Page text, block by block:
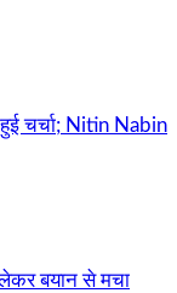
चर्चा; Nitin Nabin
बयान से मचा